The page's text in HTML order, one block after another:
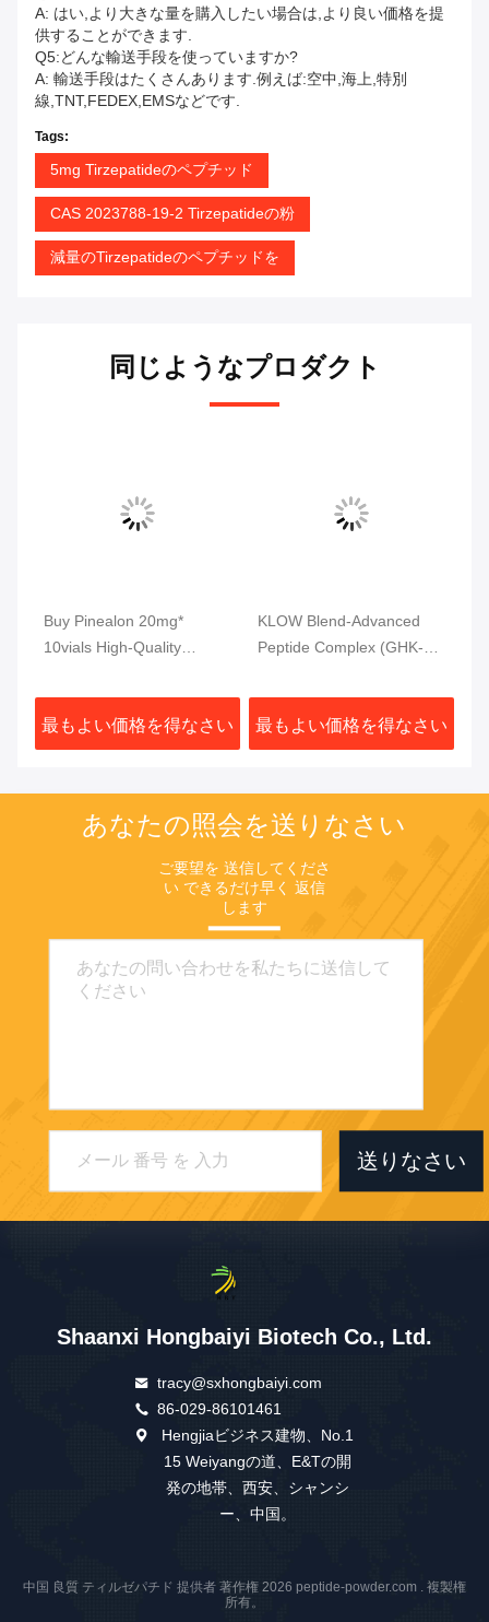
A: はい,より大きな量を購入したい場合は,より良い価格を提
供することができます.
Q5:どんな輸送手段を使っていますか?
A: 輸送手段はたくさんあります.例えば:空中,海上,特別
線,TNT,FEDEX,EMSなどです.
Tags:
5mg Tirzepatideのペプチッド
CAS 2023788-19-2 Tirzepatideの粉
減量のTirzepatideのペプチッドを
同じようなプロダクト
Buy Pinealon 20mg*
10vials High-Quality
最もよい価格を得なさい
KLOW Blend-Advanced
Peptide Complex (GHK-Cu
80 Mg
最もよい価格を得なさい
あなたの照会を送りなさい
ご要望を 送信してくださ
い できるだけ早く 返信
します
送りなさい
Shaanxi Hongbaiyi Biotech Co., Ltd.
tracy@sxhongbaiyi.com
86-029-86101461
Hengjiaビジネス建物、No.1
15 Weiyangの道、E&Tの開
発の地帯、西安、シャンシ
ー、中国。
中国 良質 ティルゼパチド 提供者 著作権 2026 peptide-powder.com . 複製権
所有。